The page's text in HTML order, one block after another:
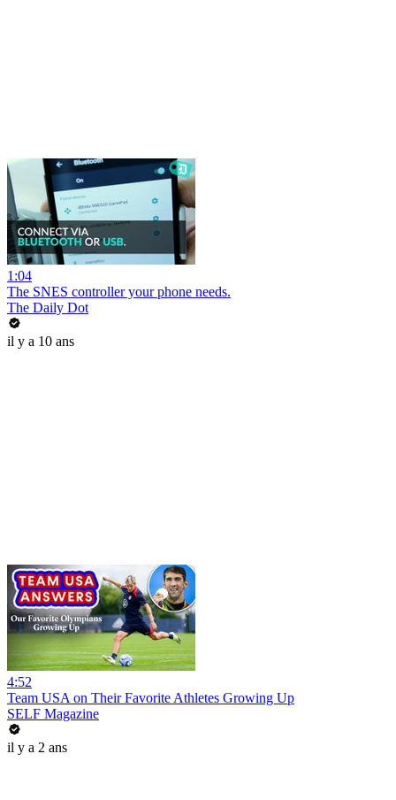
1:04
The SNES controller your phone needs.
The Daily Dot
il y a 10 ans
4:52
Team USA on Their Favorite Athletes Growing Up
SELF Magazine
il y a 2 ans